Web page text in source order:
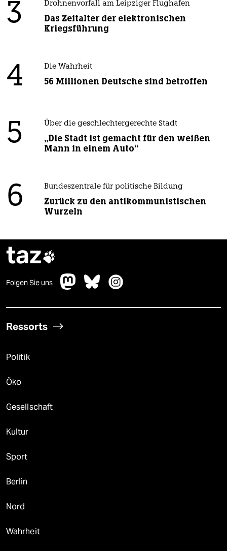
3 Drohnenvorfall am Leipziger Flughafen
Das Zeitalter der elektronischen
Kriegsführung
4 Die Wahrheit
56 Millionen Deutsche sind betroffen
5 Über die geschlechtergerechte Stadt
„Die Stadt ist gemacht für den weißen
Mann in einem Auto“
6 Bundeszentrale für politische Bildung
Zurück zu den antikommunistischen
Wurzeln
taz
Folgen Sie uns
Ressorts
Politik
Öko
Gesellschaft
Kultur
Sport
Berlin
Nord
Wahrheit